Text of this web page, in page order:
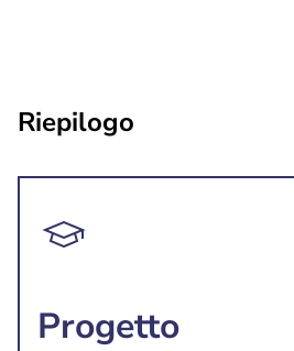
Riepilogo
Progetto